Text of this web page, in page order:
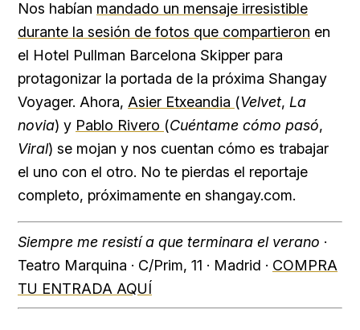
Nos habían mandado un mensaje irresistible
durante la sesión de fotos que compartieron en
el Hotel Pullman Barcelona Skipper para
protagonizar la portada de la próxima Shangay
Voyager. Ahora, Asier Etxeandia (Velvet, La
novia) y Pablo Rivero (Cuéntame cómo pasó,
Viral) se mojan y nos cuentan cómo es trabajar
el uno con el otro. No te pierdas el reportaje
completo, próximamente en shangay.com.
Siempre me resistí a que terminara el verano ·
Teatro Marquina · C/Prim, 11 · Madrid · COMPRA
TU ENTRADA AQUÍ